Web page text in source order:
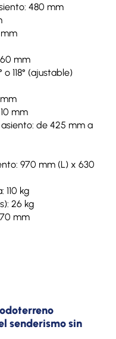
480 mm
mm
118° (ajustable)
mm
de 425 mm a
970 mm (L) x 630
kg
26 kg
mm
senderismo sin